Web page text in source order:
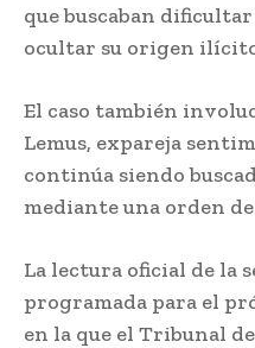
que buscaban
ocultar su origen
El caso también
Lemus, expareja
continúa siendo
mediante una orden
La lectura oficial de la
programada para el
en la que el Tribunal